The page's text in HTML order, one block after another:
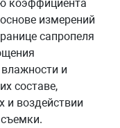
коэффициента
измерений
сапропеля
и
составе,
и воздействии